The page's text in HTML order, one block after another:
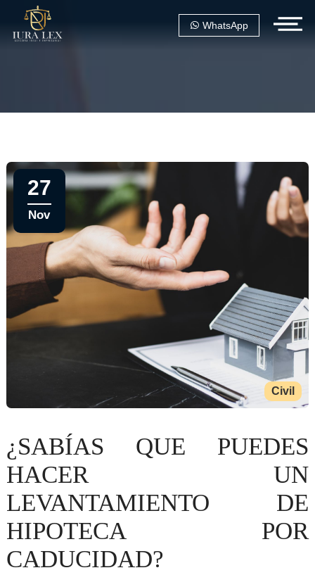
WhatsApp
Civil
27
Nov
¿SABÍAS QUE PUEDES
HACER UN
LEVANTAMIENTO DE
HIPOTECA POR
CADUCIDAD?